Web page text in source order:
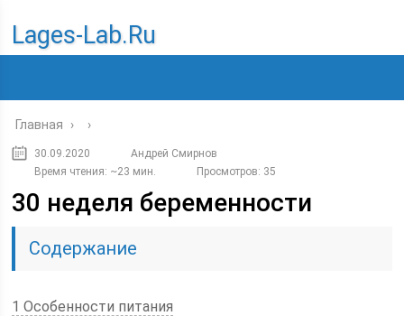
Lages-Lab.ru
Главная › ›
30.09.2020
Андрей Смирнов
Время чтения: ~23 мин.
Просмотров: 35
30 неделя беременности
Содержание
1 Особенности питания